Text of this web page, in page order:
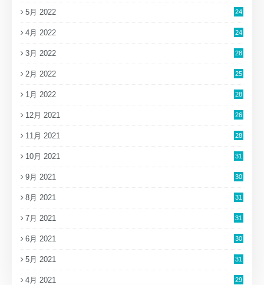
5月 2022 24
4月 2022 24
3月 2022 28
2月 2022 25
1月 2022 28
12月 2021 26
11月 2021 28
10月 2021 31
9月 2021 30
8月 2021 31
7月 2021 31
6月 2021 30
5月 2021 31
4月 2021 29